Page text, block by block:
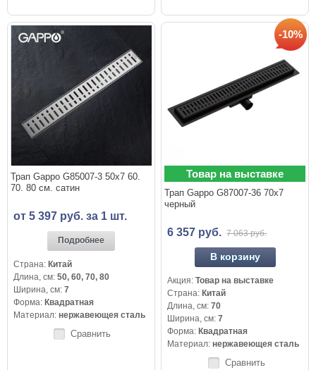
Трап Gappo G85007-3 50x7 60.
70. 80 см. сатин
от 5 397 руб. за 1 шт.
Подробнее
Страна: Китай
Длина, см:50, 60, 70, 80
Ширина, см:7
Форма: Квадратная
Материал:нержавеющея сталь
Сравнить
-10%
Товар на выставке
Трап Gappo G87007-36 70x7
черный
6 357 руб. 7 063 руб.
В корзину
Акция:Товар на выставке
Страна: Китай
Длина, см:70
Ширина, см:7
Форма: Квадратная
Материал:нержавеющея сталь
Сравнить